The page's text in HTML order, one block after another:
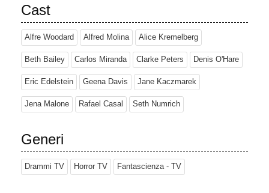
Cast
Alfre Woodard Alfred Molina Alice Kremelberg
Beth Bailey Carlos Miranda Clarke Peters Denis O'Hare
Eric Edelstein Geena Davis Jane Kaczmarek
Jena Malone Rafael Casal Seth Numrich
Generi
Drammi TV Horror TV Fantascienza - TV